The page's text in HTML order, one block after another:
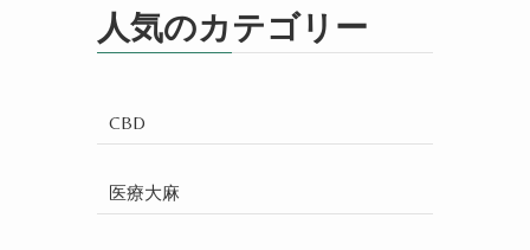
人気のカテゴリー
CBD
医療大麻